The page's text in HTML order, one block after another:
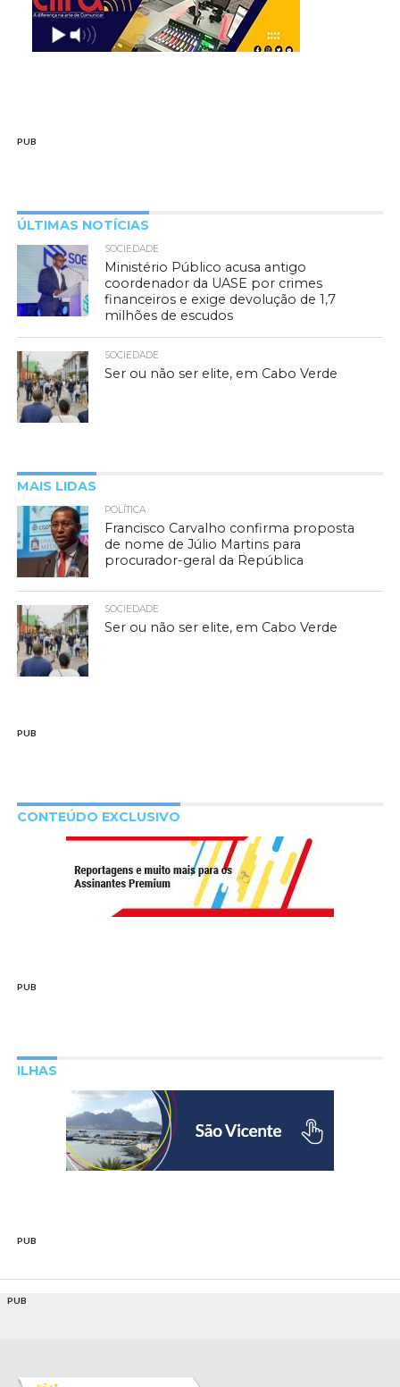
PUB
ÚLTIMAS NOTÍCIAS
SOCIEDADE
Ministério Público acusa antigo
coordenador da UASE por crimes
financeiros e exige devolução de 1,7
milhões de escudos
SOCIEDADE
Ser ou não ser elite, em Cabo Verde
MAIS LIDAS
POLÍTICA
Francisco Carvalho confirma proposta
de nome de Júlio Martins para
procurador-geral da República
SOCIEDADE
Ser ou não ser elite, em Cabo Verde
PUB
CONTEÚDO EXCLUSIVO
PUB
ILHAS
PUB
PUB